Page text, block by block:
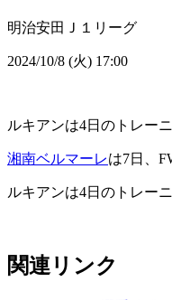
明治安田Ｊ１リーグ
2024/10/8 (火) 17:00
ルキアンは4日のトレー
湘南ベルマーレは7日、
ルキアンは4日のトレー
関連リンク